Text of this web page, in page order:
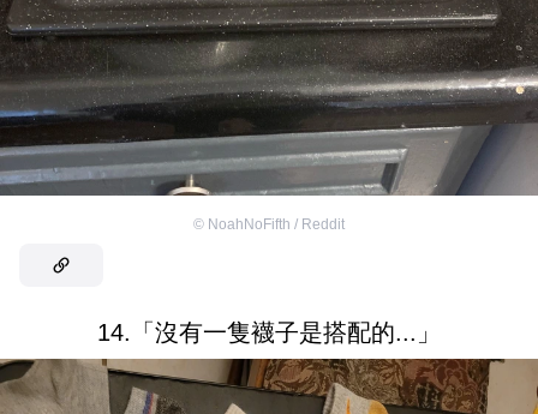
© NoahNoFifth / Reddit
14.「沒有一隻襪子是搭配的...」